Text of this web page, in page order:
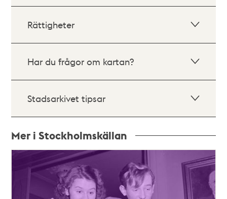
Rättigheter
Har du frågor om kartan?
Stadsarkivet tipsar
Mer i Stockholmskällan
Relaterade
poster